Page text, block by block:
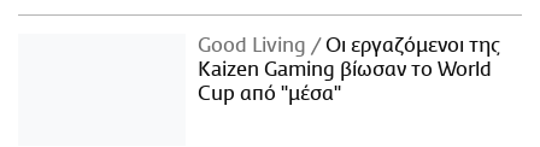
Good Living
Οι εργαζόμενοι της
Kaizen Gaming βίωσαν το World
Cup από "μέσα"